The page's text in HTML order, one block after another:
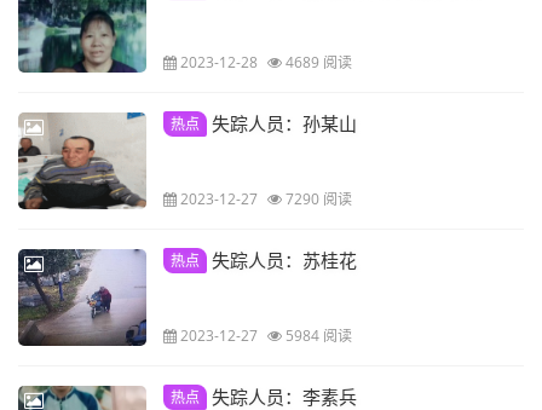
2023-12-28 4689 阅读
热点 失踪人员：孙某山
2023-12-27 7290 阅读
热点 失踪人员：苏桂花
2023-12-27 5984 阅读
热点 失踪人员：李素兵